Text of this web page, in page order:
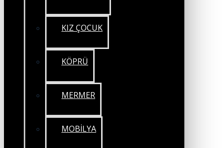
KIZ ÇOCUK
KÖPRÜ
MERMER
MOBİLYA